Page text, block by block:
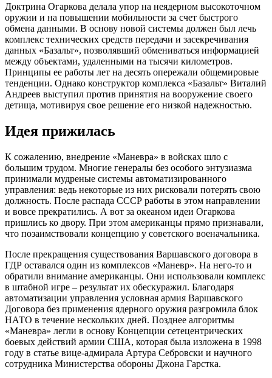
Доктрина Огаркова делала упор на неядерном высокоточном
оружии и на повышении мобильности за счет быстрого
обмена данными. В основу новой системы должен был лечь
комплекс технических средств передачи и засекречивания
данных «Базальт», позволявший обмениваться информацией
между объектами, удаленными на тысячи километров.
Принципы ее работы лет на десять опережали общемировые
тенденции. Однако конструктор комплекса «Базальт» Виталий
Андреев выступил против принятия на вооружение своего
детища, мотивируя свое решение его низкой надежностью.
Идея прижилась
К сожалению, внедрение «Маневра» в войсках шло с
большим трудом. Многие генералы без особого энтузиазма
принимали мудреные системы автоматизированного
управления: ведь некоторые из них рисковали потерять свою
должность. После распада СССР работы в этом направлении
и вовсе прекратились. А вот за океаном идеи Огаркова
пришлись ко двору. При этом американцы прямо признавали,
что позаимствовали концепцию у советского военачальника.
После прекращения существования Варшавского договора в
ГДР оставался один из комплексов «Маневр». На него-то и
обратили внимание американцы. Они использовали комплекс
в штабной игре – результат их обескуражил. Благодаря
автоматизации управления условная армия Варшавского
Договора без применения ядерного оружия разгромила блок
НАТО в течение нескольких дней. Позднее алгоритмы
«Маневра» легли в основу Концепции сетецентрических
боевых действий армии США, которая была изложена в 1998
году в статье вице-адмирала Артура Себровски и научного
сотрудника Министерства обороны Джона Гарстка.